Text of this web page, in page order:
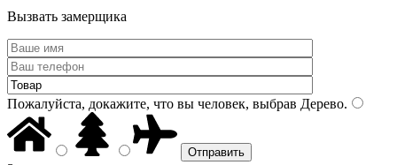
Вызвать замерщика
Пожалуйста, докажите, что вы человек, выбрав Дерево.